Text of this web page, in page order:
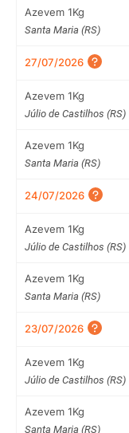
Azevem 1Kg
Santa Maria (RS)
27/07/2026
Azevem 1Kg
Júlio de Castilhos (RS)
Azevem 1Kg
Santa Maria (RS)
24/07/2026
Azevem 1Kg
Júlio de Castilhos (RS)
Azevem 1Kg
Santa Maria (RS)
23/07/2026
Azevem 1Kg
Júlio de Castilhos (RS)
Azevem 1Kg
Santa Maria (RS)